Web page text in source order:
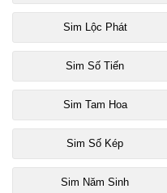
Sim Lộc Phát
Sim Số Tiến
Sim Tam Hoa
Sim Số Kép
Sim Năm Sinh